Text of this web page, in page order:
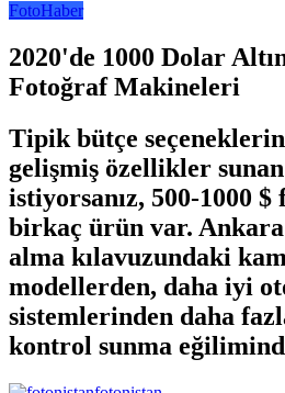
FotoHaber
2020'de 1000 Dolar
Fotoğraf Makineleri
Tipik bütçe
gelişmiş özellikler
istiyorsanız, 500-1000 $
birkaç ürün var. Ankara
alma kılavuzundaki
modellerden, daha iyi
sistemlerinden daha
kontrol sunma